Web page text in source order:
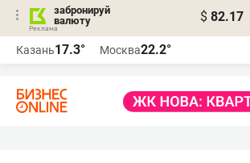
забронируй
валюту
$ 82.17
Казань17.3° Москва22.2°